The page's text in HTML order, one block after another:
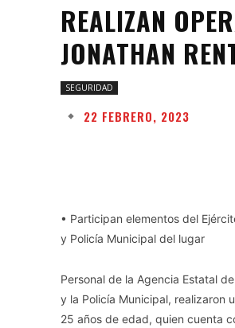
REALIZAN
JONATHAN
SEGURIDAD
22 FEBRERO, 2023
• Participan elementos del
y Policía Municipal del lugar
Personal de la Agencia Estatal
y la Policía Municipal, realizaron
25 años de edad, quien cuenta